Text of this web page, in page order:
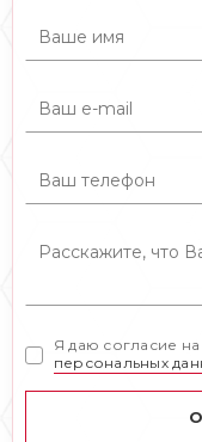
Я даю согласие
персональных